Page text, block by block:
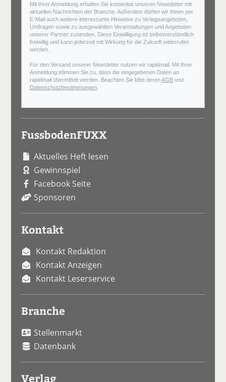
Mit Ihrer Anmeldung erhalten Sie kostenlos unseren Newsletter mit
aktuellen Nachrichten der Branche. Außerdem dürfen wir Ihnen per
E-Mail auch weitere interessante Hinweise zu Verlagsangeboten,
Umfragen sowie zu ausgewählten Veranstaltungen und Angeboten
unserer Partner zusenden. Diese Einwilligung ist selbstverständlich
freiwillig und kann jederzeit mit Wirkung für die Zukunft widerrufen
werden.
Für den Versand unserer Newsletter nutzen wir rapidmail. Mit Ihrer
Anmeldung stimmen Sie zu, dass die eingegebenen Daten an
rapidmail übermittelt werden. Beachten Sie bitte derenAGB und
Datenschutzbestimmungen
FussbodenFUXX
Aktuelles Heft lesen
Gewinnspiel
Facebook Seite
Sponsoren
Kontakt
Kontakt Redaktion
Kontakt Anzeigen
Kontakt Leserservice
Branche
Stellenmarkt
Datenbank
Verlag